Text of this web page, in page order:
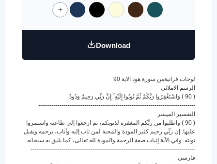
Download
لوحات قرانيةمن سورة هود الاية 90
الرسم الاملائى
( 90 ) وَاسْتَغْفِرُوا رَبَّكُمْ ثُمَّ تُوبُوا إِلَيْهِ ۚ إِنَّ رَبِّي رَحِيمٌ وَدُودٌ
---------------------------------------------------------------------------------
التفسير الميسر
( 90 ) واطلبوا من ربِّكم المغفرة لذنوبكم، ثم ارجعوا إلى طاعته واستمروا
عليها. إن ربِّي رحيم كثير المودة والمحبة لمن تاب إليه وأناب، يرحمه ويقبل
توبته. وفي الآية إثبات صفة الرحمة والمودة لله تعالى، كما يليق به سبحانه.
-------------------------------------------------------------------------------------
فارسي